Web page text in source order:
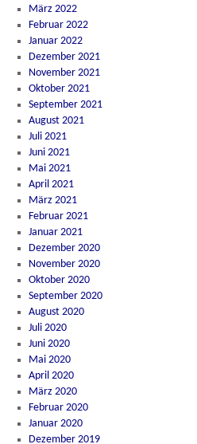
März 2022
Februar 2022
Januar 2022
Dezember 2021
November 2021
Oktober 2021
September 2021
August 2021
Juli 2021
Juni 2021
Mai 2021
April 2021
März 2021
Februar 2021
Januar 2021
Dezember 2020
November 2020
Oktober 2020
September 2020
August 2020
Juli 2020
Juni 2020
Mai 2020
April 2020
März 2020
Februar 2020
Januar 2020
Dezember 2019